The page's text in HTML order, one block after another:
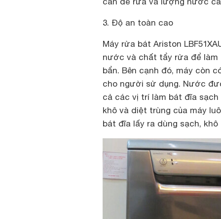
3. Độ an toàn cao
Máy rửa bát Ariston
nước và chất tẩy rửa để làm
bẩn. Bên cạnh đó, máy còn
cho người sử dụng. Nước
cả các vị trí làm bát đĩa
khô và diệt trùng của máy
bát đĩa lấy ra dùng sạch,